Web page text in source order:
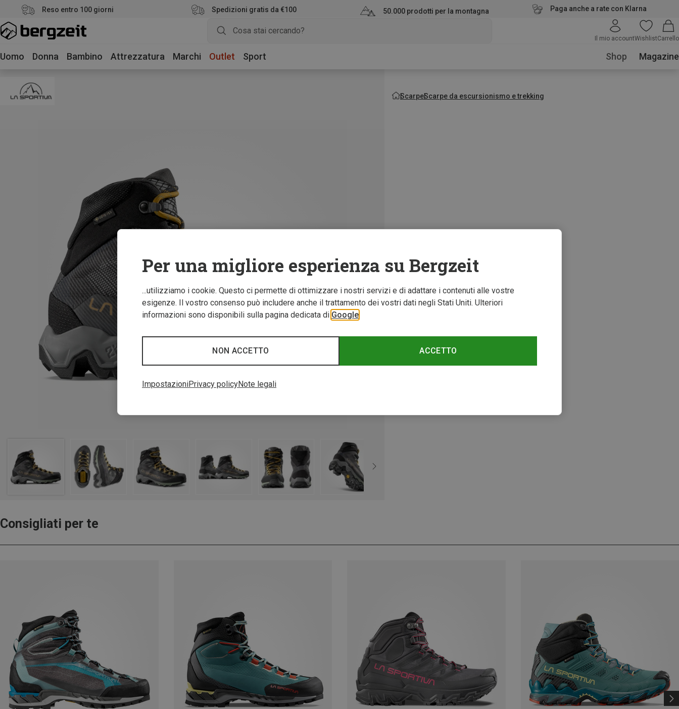
Reso entro 100 giorni Spedizioni gratis da €100 50.000 prodotti per la montagna Paga anche a rate con Klarna
Il mio accountWishlistCarrello
Uomo Donna Bambino Attrezzatura Marchi Outlet Sport Shop Magazine
ScarpeScarpe da escursionismo e trekking
Consigliati per te
Per una migliore esperienza su Bergzeit
...utilizziamo i cookie. Questo ci permette di ottimizzare i nostri servizi e di adattare i contenuti alle vostre
esigenze. Il vostro consenso può includere anche il trattamento dei vostri dati negli Stati Uniti. Ulteriori
informazioni sono disponibili sulla pagina dedicata di Google
ACCETTO
NON ACCETTO
ImpostazioniPrivacy policyNote legali